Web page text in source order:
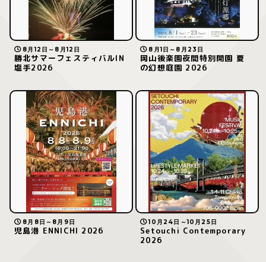
8月12日～8月12日
勝北サマーフェスティバルIN
塩手2026
8月1日～8月23日
岡山後楽園夜間特別開園 夏
の幻想庭園 2026
8月8日～8月9日
児島港 ENNICHI 2026
10月24日～10月25日
Setouchi Contemporary
2026